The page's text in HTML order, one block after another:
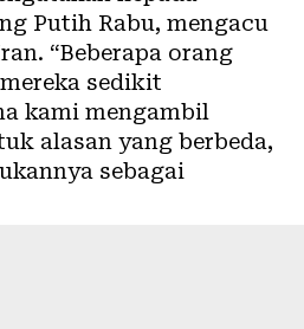
Putih Rabu, mengacu
“Beberapa orang
sedikit
kami mengambil
alasan yang berbeda,
sebagai